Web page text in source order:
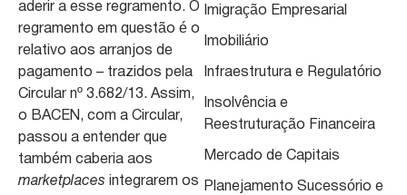
aderir a esse regramento. O
regramento em questão é o
relativo aos arranjos de
pagamento – trazidos pela
Circular nº 3.682/13. Assim,
o BACEN, com a Circular,
passou a entender que
também caberia aos
marketplaces integrarem os
Imigração Empresarial
Imobiliário
Infraestrutura e Regulatório
Insolvência e
Reestruturação Financeira
Mercado de Capitais
Planejamento Sucessório e